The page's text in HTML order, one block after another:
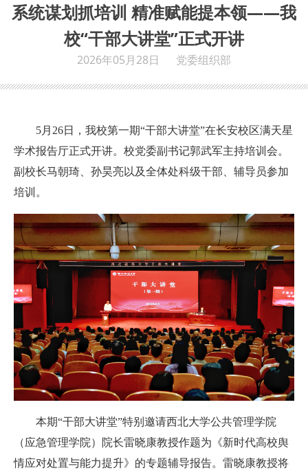
系统谋划抓培训 精准赋能提本领——我
校“干部大讲堂”正式开讲
2026年05月28日 党委组织部
5月26日，我校第一期“干部大讲堂”在长安校区满天星
学术报告厅正式开讲。校党委副书记郭武军主持培训会。
副校长马朝琦、孙昊亮以及全体处科级干部、辅导员参加
培训。
本期“干部大讲堂”特别邀请西北大学公共管理学院
（应急管理学院）院长雷晓康教授作题为《新时代高校舆
情应对处置与能力提升》的专题辅导报告。雷晓康教授将